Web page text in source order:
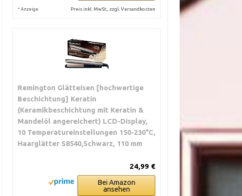
* Anzeige Preis inkl. MwSt., zzgl. Versandkosten
Remington Glätteisen [hochwertige
Beschichtung] Keratin
(Keramikbeschichtung mit Keratin &
Mandelöl angereichert) LCD-Display,
10 Temperatureinstellungen 150-230°C,
Haarglätter S8540,Schwarz, 110 mm
24,99 €
Bei Amazon
ansehen